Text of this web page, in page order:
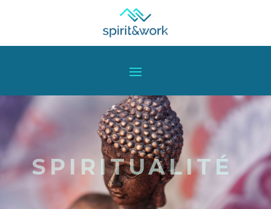
SPIRITUALITÉ